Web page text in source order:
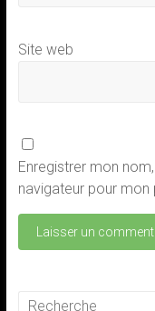
Site web
Enregistrer mon
navigateur pour